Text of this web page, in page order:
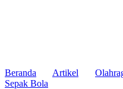
Beranda Artikel
Sepak Bola